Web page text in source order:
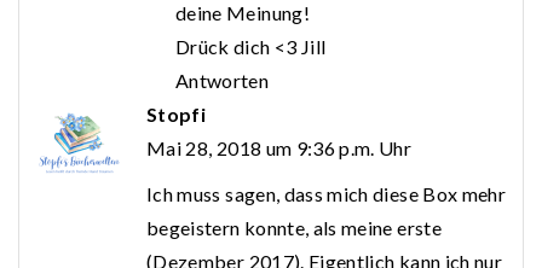
deine Meinung!
Drück dich <3 Jill
Antworten
Stopfi
Mai 28, 2018 um 9:36 p.m. Uhr
Ich muss sagen, dass mich diese Box mehr
begeistern konnte, als meine erste
(Dezember 2017). Eigentlich kann ich nur